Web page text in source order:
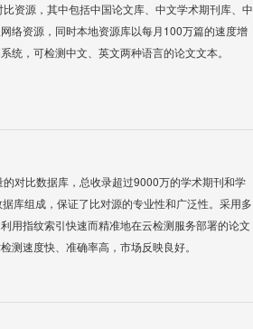
资源，其中包括中国论文库、中文学术期刊库、中
络资源，同时本地资源库以每月100万篇的速度增
统，可检测中文、英文两种语言的论文文本。
对比数据库，总收录超过9000万的学术期刊和学
库组成，保证了比对源的专业性和广泛性。采用多
用指纹索引快速而精准地在云检测服务部署的论文
测速度快、准确率高，市场反映良好。